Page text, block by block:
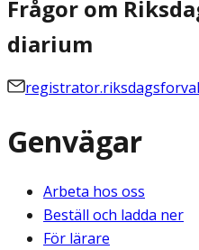
Frågor om
diarium
Genvägar
Arbeta hos oss
Beställ och ladda ner
För lärare